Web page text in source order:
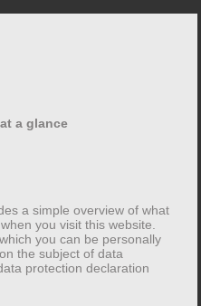
Medienstaatsvertrag
a glance
a simple overview of what
you visit this website.
you can be personally
the subject of data
protection declaration